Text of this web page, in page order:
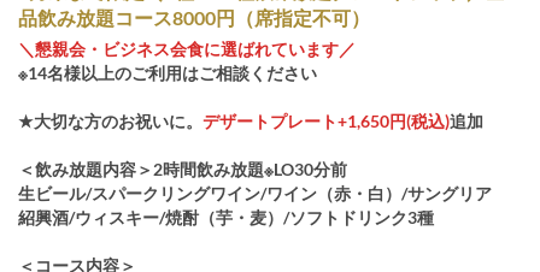
品飲み放題コース8000円（席指定不可）
＼懇親会・ビジネス会食に選ばれています／
※14名様以上のご利用はご相談ください
★大切な方のお祝いに。 デザートプレート+1,650円(税込)追加
＜飲み放題内容＞2時間飲み放題※LO30分前
生ビール/スパークリングワイン/ワイン（赤・白）/サングリア
紹興酒/ウィスキー/焼酎（芋・麦）/ソフトドリンク3種
＜コース内容＞